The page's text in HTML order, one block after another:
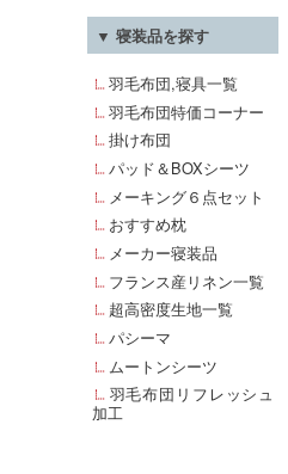
▼ 寝装品を探す
羽毛布団,寝具一覧
羽毛布団特価コーナー
掛け布団
パッド＆BOXシーツ
メーキング６点セット
おすすめ枕
メーカー寝装品
フランス産リネン一覧
超高密度生地一覧
パシーマ
ムートンシーツ
羽毛布団リフレッシュ
加工